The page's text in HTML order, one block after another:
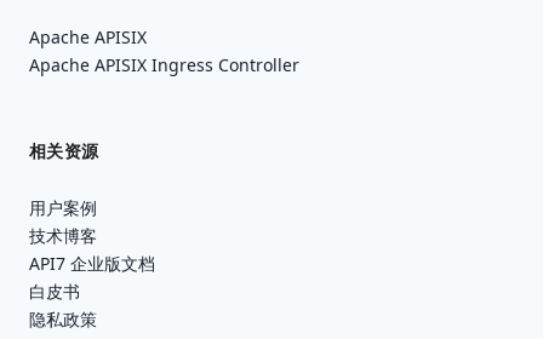
Apache APISIX
Apache APISIX Ingress Controller
相关资源
用户案例
技术博客
API7 企业版文档
白皮书
隐私政策